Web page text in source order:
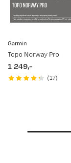
Garmin
Topo Norway Pro
price
1 249,-
(17)